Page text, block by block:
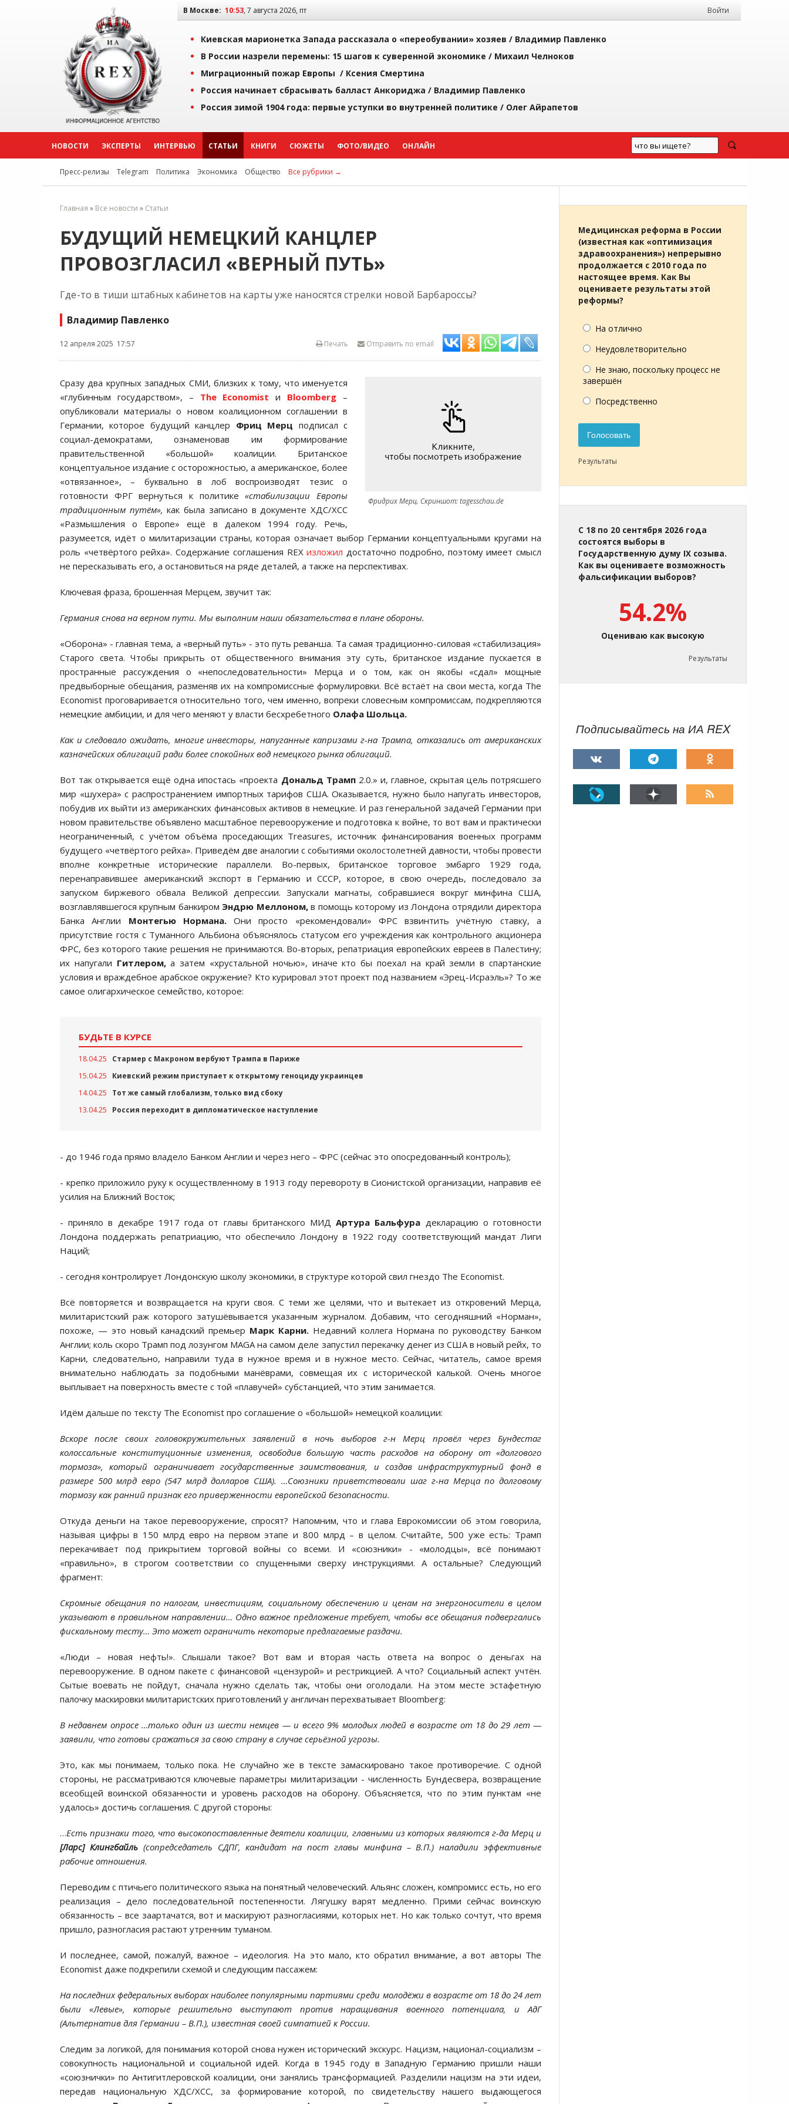
В Москве: 10:53, 7 августа 2026, пт Войти
Киевская марионетка Запада рассказала о «переобувании» хозяев / Владимир Павленко
В России назрели перемены: 15 шагов к суверенной экономике / Михаил Челноков
Миграционный пожар Европы / Ксения Смертина
Россия начинает сбрасывать балласт Анкориджа / Владимир Павленко
Россия зимой 1904 года: первые уступки во внутренней политике / Олег Айрапетов
НОВОСТИ ЭКСПЕРТЫ ИНТЕРВЬЮ СТАТЬИ КНИГИ СЮЖЕТЫ ФОТО/ВИДЕО ОНЛАЙН
Пресс-релизы Telegram Политика Экономика Общество Все рубрики →
Главная » Все новости » Статьи
БУДУЩИЙ НЕМЕЦКИЙ КАНЦЛЕР
ПРОВОЗГЛАСИЛ «ВЕРНЫЙ ПУТЬ»
Где-то в тиши штабных кабинетов на карты уже наносятся стрелки новой Барбароссы?
Владимир Павленко
12 апреля 2025 17:57 Отправить по email
Печать
Фридрих Мерц. Скриншот: tagesschau.de
Сразу два крупных западных СМИ, близких к тому, что именуется
«глубинным государством», – The Economist и Bloomberg –
опубликовали материалы о новом коалиционном соглашении в
Германии, которое будущий канцлер Фриц Мерц подписал с
социал-демократами, ознаменовав им формирование
правительственной «большой» коалиции. Британское
концептуальное издание с осторожностью, а американское, более
«отвязанное», – буквально в лоб воспроизводят тезис о
готовности ФРГ вернуться к политике«стабилизации Европы
традиционным путём», как была записано в документе ХДС/ХСС
«Размышления о Европе» ещё в далеком 1994 году. Речь,
разумеется, идёт о милитаризации страны, которая означает выбор Германии концептуальными кругами на
роль «четвёртого рейха». Содержание соглашения REXизложил достаточно подробно, поэтому имеет смысл
не пересказывать его, а остановиться на ряде деталей, а также на перспективах.
Ключевая фраза, брошенная Мерцем, звучит так:
Германия снова на верном пути. Мы выполним наши обязательства в плане обороны.
«Оборона» - главная тема, а «верный путь» - это путь реванша. Та самая традиционно-силовая «стабилизация»
Старого света. Чтобы прикрыть от общественного внимания эту суть, британское издание пускается в
пространные рассуждения о «непоследовательности» Мерца и о том, как он якобы «сдал» мощные
предвыборные обещания, разменяв их на компромиссные формулировки. Всё встаёт на свои места, когда The
Economist проговаривается относительно того, чем именно, вопреки словесным компромиссам, подкрепляются
немецкие амбиции, и для чего меняют у власти бесхребетного Олафа Шольца.
Как и следовало ожидать, многие инвесторы, напуганные капризами г-на Трампа, отказались от американских
казначейских облигаций ради более спокойных вод немецкого рынка облигаций.
Вот так открывается ещё одна ипостась «проекта Дональд Трамп2.0.» и, главное, скрытая цель потрясшего
мир «шухера» с распространением импортных тарифов США. Оказывается, нужно было напугать инвесторов,
побудив их выйти из американских финансовых активов в немецкие. И раз генеральной задачей Германии при
новом правительстве объявлено масштабное перевооружение и подготовка к войне, то вот вам и практически
неограниченный, с учётом объёма проседающих Treasures, источник финансирования военных программ
будущего «четвёртого рейха». Приведём две аналогии с событиями околостолетней давности, чтобы провести
вполне конкретные исторические параллели. Во-первых, британское торговое эмбарго 1929 года,
перенаправившее американский экспорт в Германию и СССР, которое, в свою очередь, последовало за
запуском биржевого обвала Великой депрессии. Запускали магнаты, собравшиеся вокруг минфина США,
возглавлявшегося крупным банкиром Эндрю Меллоном,в помощь которому из Лондона отрядили директора
Банка Англии Монтегью Нормана.Они просто «рекомендовали» ФРС взвинтить учётную ставку, а
присутствие гостя с Туманного Альбиона объяснялось статусом его учреждения как контрольного акционера
ФРС, без которого такие решения не принимаются. Во-вторых, репатриация европейских евреев в Палестину;
их напугали Гитлером,а затем «хрустальной ночью», иначе кто бы поехал на край земли в спартанские
условия и враждебное арабское окружение? Кто курировал этот проект под названием «Эрец-Исраэль»? То же
самое олигархическое семейство, которое:
БУДЬТЕ В КУРСЕ
18.04.25
Стармер с Макроном вербуют Трампа в Париже
15.04.25
Киевский режим приступает к открытому геноциду украинцев
14.04.25
Тот же самый глобализм, только вид сбоку
13.04.25
Россия переходит в дипломатическое наступление
- до 1946 года прямо владело Банком Англии и через него – ФРС (сейчас это опосредованный контроль);
- крепко приложило руку к осуществленному в 1913 году перевороту в Сионистской организации, направив её
усилия на Ближний Восток;
- приняло в декабре 1917 года от главы британского МИДАртура Бальфура декларацию о готовности
Лондона поддержать репатриацию, что обеспечило Лондону в 1922 году соответствующий мандат Лиги
Наций;
- сегодня контролирует Лондонскую школу экономики, в структуре которой свил гнездо The Economist.
Всё повторяется и возвращается на круги своя. С теми же целями, что и вытекает из откровений Мерца,
милитаристский раж которого затушёвывается указанным журналом. Добавим, что сегодняшний «Норман»,
похоже, — это новый канадский премьер Марк Карни. Недавний коллега Нормана по руководству Банком
Англии; коль скоро Трамп под лозунгом MAGA на самом деле запустил перекачку денег из США в новый рейх, то
Карни, следовательно, направили туда в нужное время и в нужное место. Сейчас, читатель, самое время
внимательно наблюдать за подобными манёврами, совмещая их с исторической калькой. Очень многое
выплывает на поверхность вместе с той «плавучей» субстанцией, что этим занимается.
Идём дальше по тексту The Economist про соглашение о «большой» немецкой коалиции:
Вскоре после своих головокружительных заявлений в ночь выборов г-н Мерц провёл через Бундестаг
колоссальные конституционные изменения, освободив большую часть расходов на оборону от «долгового
тормоза», который ограничивает государственные заимствования, и создав инфраструктурный фонд в
размере 500 млрд евро (547 млрд долларов США). …Союзники приветствовали шаг г-на Мерца по долговому
тормозу как ранний признак его приверженности европейской безопасности.
Откуда деньги на такое перевооружение, спросят? Напомним, что и глава Еврокомиссии об этом говорила,
называя цифры в 150 млрд евро на первом этапе и 800 млрд – в целом. Считайте, 500 уже есть: Трамп
перекачивает под прикрытием торговой войны со всеми. И «союзники» - «молодцы», всё понимают
«правильно», в строгом соответствии со спущенными сверху инструкциями. А остальные? Следующий
фрагмент:
Скромные обещания по налогам, инвестициям, социальному обеспечению и ценам на энергоносители в целом
указывают в правильном направлении… Одно важное предложение требует, чтобы все обещания подвергались
фискальному тесту… Это может ограничить некоторые предлагаемые раздачи.
«Люди – новая нефть!». Слышали такое? Вот вам и вторая часть ответа на вопрос о деньгах на
перевооружение. В одном пакете с финансовой «цензурой» и рестрикцией. А что? Социальный аспект учтён.
Сытые воевать не пойдут, сначала нужно сделать так, чтобы они оголодали. На этом месте эстафетную
палочку маскировки милитаристских приготовлений у англичан перехватывает Bloomberg:
В недавнем опросе …только один из шести немцев — и всего 9% молодых людей в возрасте от 18 до 29 лет —
заявили, что готовы сражаться за свою страну в случае серьёзной угрозы.
Это, как мы понимаем, только пока. Не случайно же в тексте замаскировано такое противоречие. С одной
стороны, не рассматриваются ключевые параметры милитаризации - численность Бундесвера, возвращение
всеобщей воинской обязанности и уровень расходов на оборону. Объясняется, что по этим пунктам «не
удалось» достичь соглашения. С другой стороны:
…Есть признаки того, что высокопоставленные деятели коалиции, главными из которых являются г-да Мерц и
[Ларс] Клингбайль(сопредседатель СДПГ, кандидат на пост главы минфина – В.П.) наладили эффективные
рабочие отношения.
Переводим с птичьего политического языка на понятный человеческий. Альянс сложен, компромисс есть, но его
реализация – дело последовательной постепенности. Лягушку варят медленно. Прими сейчас воинскую
обязанность – все заартачатся, вот и маскируют разногласиями, которых нет. Но как только сочтут, что время
пришло, разногласия растают утренним туманом.
И последнее, самой, пожалуй, важное – идеология. На это мало, кто обратил внимание, а вот авторы The
Economist даже подкрепили схемой и следующим пассажем:
На последних федеральных выборах наиболее популярными партиями среди молодёжи в возрасте от 18 до 24 лет
были «Левые», которые решительно выступают против наращивания военного потенциала, и АдГ
(Альтернатив для Германии – В.П.), известная своей симпатией к России.
Следим за логикой, для понимания которой снова нужен исторический экскурс. Нацизм, национал-социализм –
совокупность национальной и социальной идей. Когда в 1945 году в Западную Германию пришли наши
«союзнички» по Антигитлеровской коалиции, они занялись трансформацией. Разделили нацизм на эти идеи,
передав национальную ХДС/ХСС, за формирование которой, по свидетельству нашего выдающегося
Медицинская реформа в России
(известная как «оптимизация
здравоохранения») непрерывно
продолжается с 2010 года по
настоящее время. Как Вы
оцениваете результаты этой
реформы?
На отлично
Неудовлетворительно
Не знаю, поскольку процесс не
завершён
Посредственно
Голосовать
Результаты
С 18 по 20 сентября 2026 года
состоятся выборы в
Государственную думу IX созыва.
Как вы оцениваете возможность
фальсификации выборов?
54.2%
Оцениваю как высокую
Результаты
Подписывайтесь на ИА REX